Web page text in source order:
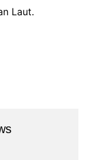
Laut.